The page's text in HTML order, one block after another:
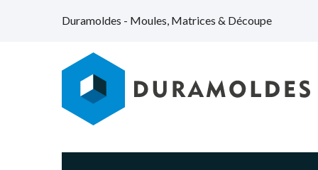
Duramoldes - Moules, Matrices & Découpe